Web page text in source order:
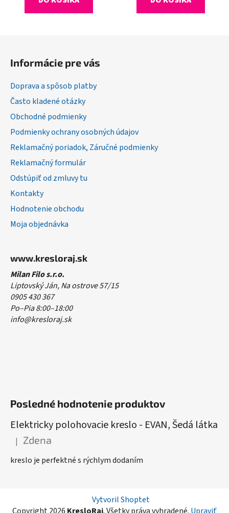
Informácie pre vás
Doprava a spôsob platby
Často kladené otázky
Obchodné podmienky
Podmienky ochrany osobných údajov
Reklamačný poriadok, Záručné podmienky
Reklamačný formulár
Odstúpiť od zmluvy tu
Kontakty
Hodnotenie obchodu
Moja objednávka
www.kresloraj.sk
Milan Filo s.r.o.
Liptovský Ján, Na ostrove 57/15
0905 430 367
Po–Pia 8:00–18:00
info@kresloraj.sk
Posledné hodnotenie produktov
Elektricky polohovacie kreslo - EVAN, Šedá látka
Hodnotenie produktu je 5 z 5 hviezdičiek.
| Zdena
kreslo je perfektné s rýchlym dodaním
Vytvoril Shoptet